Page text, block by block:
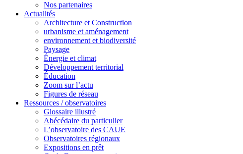
Nos partenaires
Actualités
Architecture et Construction
urbanisme et aménagement
environnement et biodiversité
Paysage
Énergie et climat
Développement territorial
Éducation
Zoom sur l’actu
Figures de réseau
Ressources / observatoires
Glossaire illustré
Abécédaire du particulier
L’observatoire des CAUE
Observatoires régionaux
Expositions en prêt